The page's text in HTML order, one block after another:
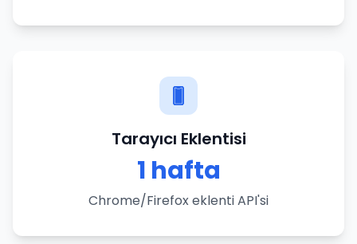
Tarayıcı Eklentisi
1 hafta
Chrome/Firefox eklenti API'si